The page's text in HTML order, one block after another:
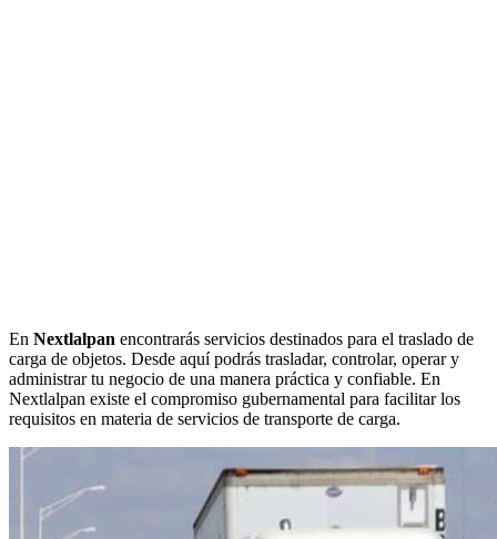
En Nextlalpan encontrarás servicios destinados para el traslado de
carga de objetos. Desde aquí podrás trasladar, controlar, operar y
administrar tu negocio de una manera práctica y confiable. En
Nextlalpan existe el compromiso gubernamental para facilitar los
requisitos en materia de servicios de transporte de carga.